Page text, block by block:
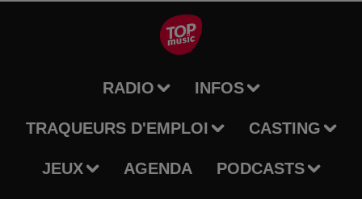
RADIO INFOS
TRAQUEURS D'EMPLOI CASTING
JEUX AGENDA PODCASTS